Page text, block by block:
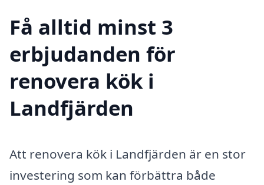
Få alltid minst 3
erbjudanden för
renovera kök i
Landfjärden
Att renovera kök i Landfjärden är en stor
investering som kan förbättra både